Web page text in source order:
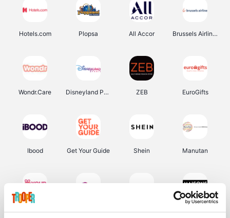
Hotels.com Plopsa All Accor Brussels Airlines
Wondr.Care Disneyland Paris ZEB EuroGifts
Ibood Get Your Guide Shein Manutan